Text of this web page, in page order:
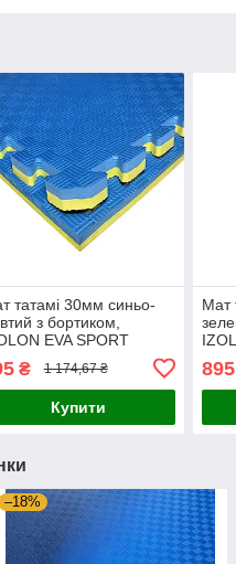
татамі 30мм синьо-
з бортиком,
EVA SPORT
₴ 1 174,67 ₴
Купити
Мат
895
–18%